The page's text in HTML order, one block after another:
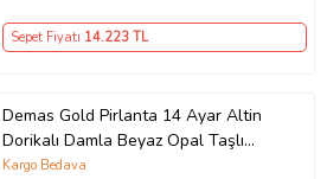
Sepet Fiyatı 14.223TL
Demas Gold Pirlanta 14 Ayar Altin
Dorikalı Damla Beyaz Opal Taşlı
Kolye
Kargo Bedava